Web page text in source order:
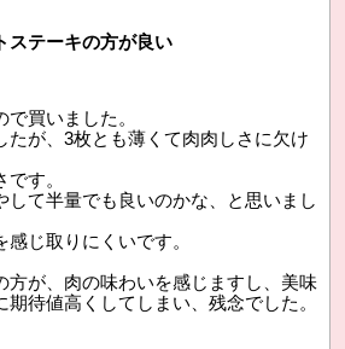
ステーキの方が良い
買いました。
たが、3枚とも薄くて肉肉しさに欠け
す。
して半量でも良いのかな、と思いまし
じ取りにくいです。
方が、肉の味わいを感じますし、美味
期待値高くしてしまい、残念でした。